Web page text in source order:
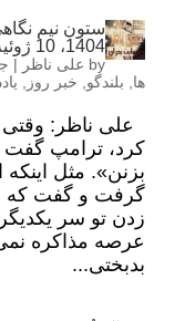
1404، 10 ژوئیه 2025
by علی ناظر |
ها
بلندگو خبر روز
علی ناظر: وقتی
کرد، ترامپ گفت
بزنن». مثل
گرفت و گفت که
زدن تو سر
عرصه مذاکره
بدبختی...